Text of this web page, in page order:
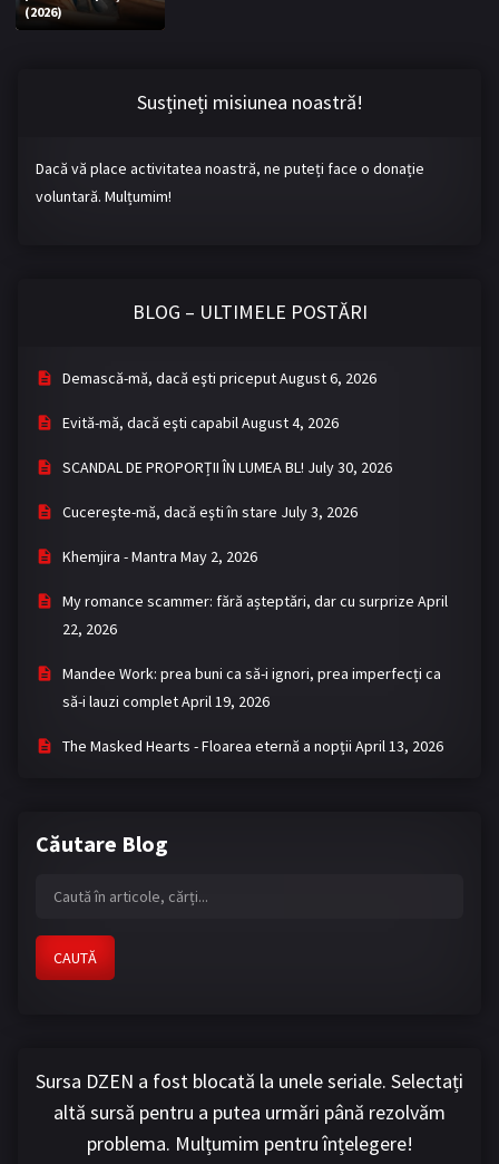
Bromance / BL China
LGBTQ+ NON-ASIA
BLOG
RECOMANDĂRI PROIECTE
ALĂTURĂ-TE
Înregistrează-te Autentificare
Contul meu Ieși
(2026)
Susțineți misiunea noastră!
Dacă vă place activitatea noastră, ne puteți face o donație
voluntară. Mulțumim!
BLOG – ULTIMELE POSTĂRI
Demască-mă, dacă eşti priceputAugust 6, 2026
Evită-mă, dacă eşti capabilAugust 4, 2026
SCANDAL DE PROPORȚII ÎN LUMEA BL! July 30, 2026
Cucereşte-mă, dacă eşti în stare July 3, 2026
Khemjira - Mantra May 2, 2026
My romance scammer: fără așteptări, dar cu surprize April
22, 2026
Mandee Work: prea buni ca să-i ignori, prea imperfecți ca
să-i lauzi completApril 19, 2026
The Masked Hearts - Floarea eternă a nopții April 13, 2026
Căutare Blog
CAUTĂ
Sursa DZEN a fost blocată la unele seriale. Selectați
altă sursă pentru a putea urmări până rezolvăm
problema. Mulțumim pentru înțelegere!